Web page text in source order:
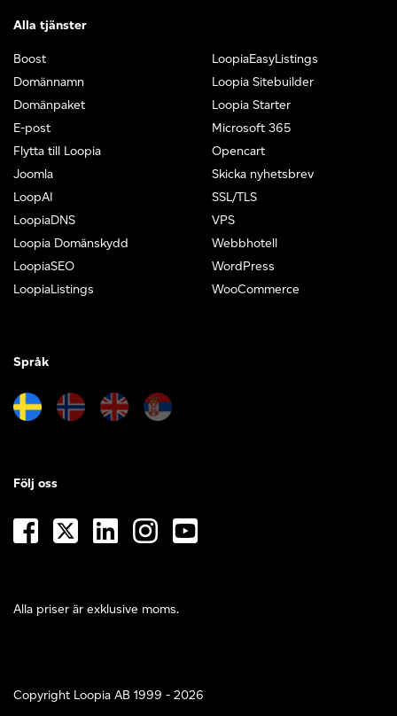
Alla tjänster
Boost
Domännamn
Domänpaket
E-post
Flytta till Loopia
Joomla
LoopAI
LoopiaDNS
Loopia Domänskydd
LoopiaSEO
LoopiaListings
LoopiaEasyListings
Loopia Sitebuilder
Loopia Starter
Microsoft 365
Opencart
Skicka nyhetsbrev
SSL/TLS
VPS
Webbhotell
WordPress
WooCommerce
Språk
Alla priser är exklusive moms.
Följ oss
Copyright Loopia AB 1999 - 2026